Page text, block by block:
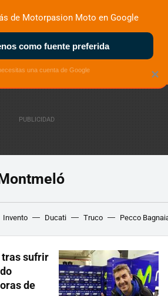
DEPORTIVAS MOTOS ELÉCTRICAS
Invento Ducati Truco Pecco
tras sufrir
de
×
de Motorpasion Moto en Google
como fuente preferida
una cuenta de Google